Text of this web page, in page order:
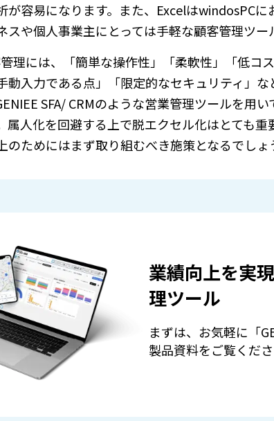
が容易になります。また、ExcelはwindosPCに
スや個人事業主にとっては手軽な顧客管理ツー
理には、「簡単な操作性」「柔軟性」「低コ
動入力である点」「限定的なセキュリティ」
SFA/ CRMのような営業管理ツールを用
属人化を回避する上で脱エクセル化はとても
のためにはまず取り組むべき施策となるでしょ
業績向上を実
理ツール
まずは、お気軽に「
製品資料をご覧くださ